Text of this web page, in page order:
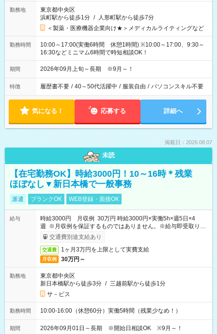
勤務地
東京都中央区
浜町駅から徒歩1分 / 人形町駅から徒歩7分
＜製薬・医療機器企業向け★＞メディカルライティングなど
勤務時間
10:00～17:00(実働6時間 休憩1時間) ※10:00～17:00、9:30～
16:30などミニマム6時間で時短相談OK！
期間 2026年09月上旬～長期 ※9月～！
特徴 履歴書不要 / 40～50代活躍中 / 服装自由 / パソコンスキル不要
気になる！ 応募する 詳細へ
掲載日：2026.08.07
未読
【在宅勤務OK】時給3000円！10～16時＊残業
ほぼなし▼新日本橋で一般事務
派遣 ブランクOK WEB登録・面接OK
給与
時給3000円 月収例 30万円 時給3000円×実働5h×週5日×4
週 ※月収例を保証するものではありません。※給与即受取りサ
ービス利用可（利用条件有）
交通費別途支給あり
交通費 1ヶ月3万円を上限として実費支給
月収例 30万円～
勤務地
東京都中央区
新日本橋駅から徒歩3分 / 三越前駅から徒歩1分
サ－ビス
勤務時間 10:00-16:00（休憩60分）実働5時間（残業少なめ！）
期間 2026年09月01日～長期 ※開始日相談OK ※9月～！